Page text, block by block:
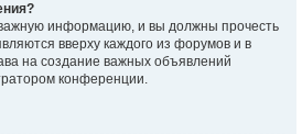
информацию, и вы должны прочесть
вверху каждого из форумов и в
на создание важных объявлений
конференции.